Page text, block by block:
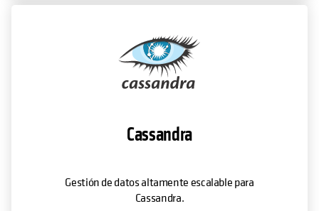
Cassandra
Gestión de datos altamente escalable para
Cassandra.